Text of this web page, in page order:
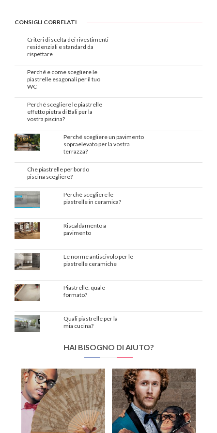
CONSIGLI CORRELATI
Criteri di scelta dei rivestimenti
residenziali e standard da
rispettare
Perché e come scegliere le
piastrelle esagonali per il tuo
WC
Perché scegliere le piastrelle
effetto pietra di Bali per la
vostra piscina?
Perché scegliere un pavimento
sopraelevato per la vostra
terrazza?
Che piastrelle per bordo
piscina scegliere?
Perché scegliere le
piastrelle in ceramica?
Riscaldamento a
pavimento
Le norme antiscivolo per le
piastrelle ceramiche
Piastrelle: quale
formato?
Quali piastrelle per la
mia cucina?
HAI BISOGNO DI AIUTO?